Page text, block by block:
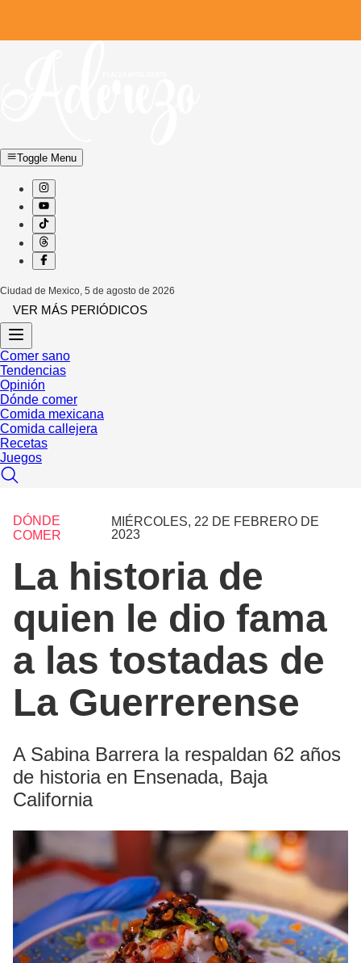
Toggle Menu
Ciudad de Mexico, 5 de agosto de 2026
VER MÁS PERIÓDICOS
Comer sano
Tendencias
Opinión
Dónde comer
Comida mexicana
Comida callejera
Recetas
Juegos
DÓNDE
COMER
MIÉRCOLES, 22 DE FEBRERO DE
2023
La historia de
quien le dio fama
a las tostadas de
La Guerrerense
A Sabina Barrera la respaldan 62 años
de historia en Ensenada, Baja
California